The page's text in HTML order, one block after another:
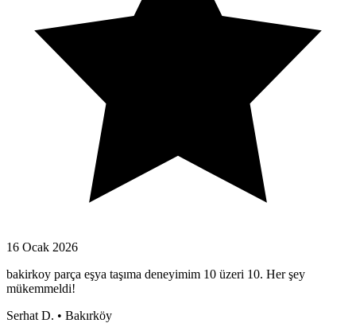
16 Ocak 2026
bakirkoy parça eşya taşıma deneyimim 10 üzeri 10. Her şey
mükemmeldi!
Serhat D. • Bakırköy